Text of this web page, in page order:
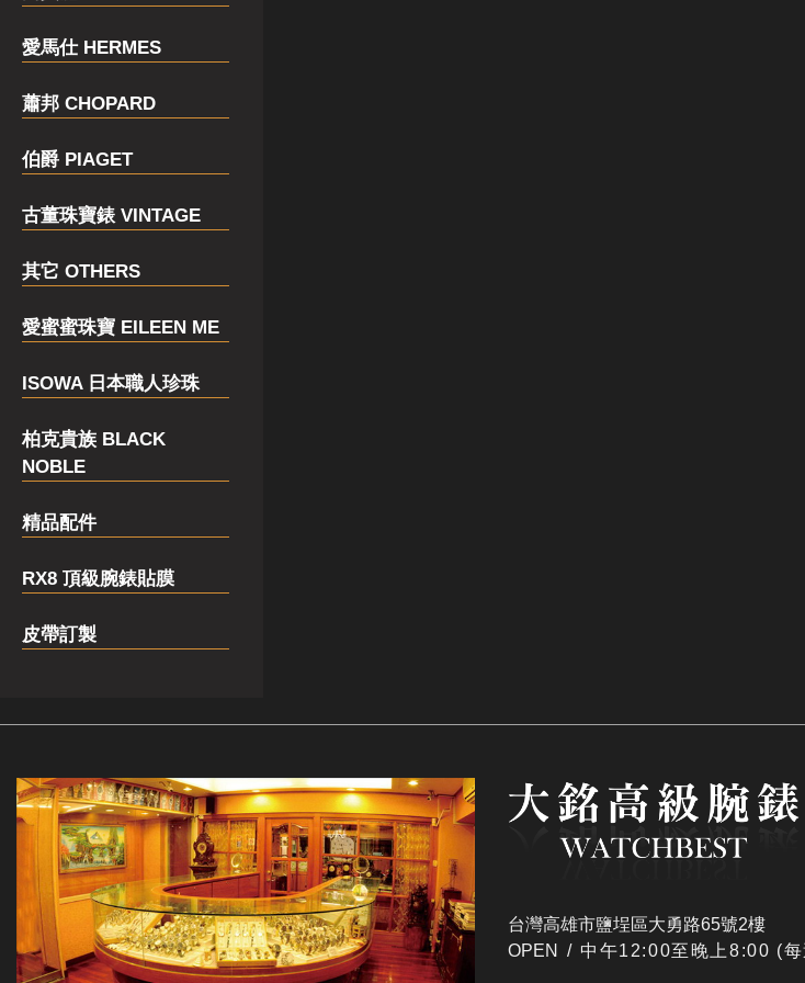
愛馬仕 HERMES
蕭邦 CHOPARD
伯爵 PIAGET
古董珠寶錶 VINTAGE
其它 OTHERS
愛蜜蜜珠寶 EILEEN ME
ISOWA 日本職人珍珠
柏克貴族 BLACK
NOBLE
精品配件
RX8 頂級腕錶貼膜
皮帶訂製
台灣高雄市鹽埕區大勇路65號2樓
OPEN / 中午12:00至晚上8:00 (